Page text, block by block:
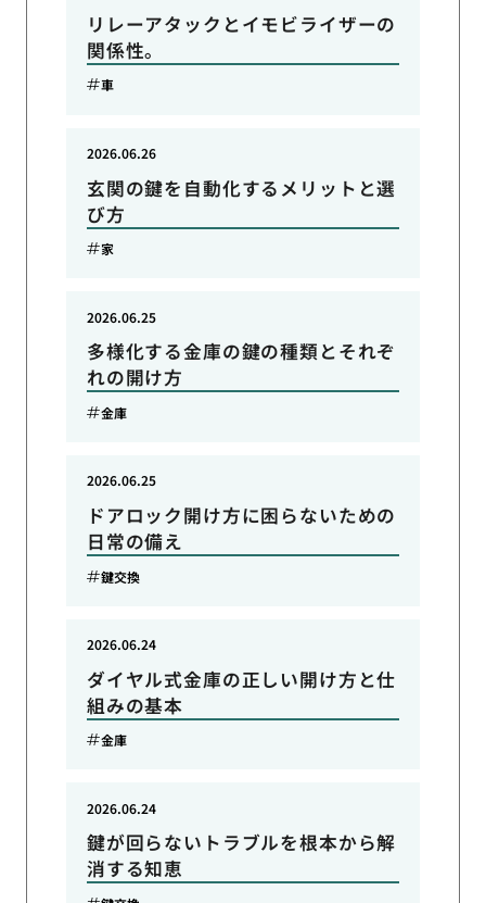
リレーアタックとイモビライザーの
関係性。
車
玄関の鍵を自動化するメリットと選
び方
2026.06.26
家
多様化する金庫の鍵の種類とそれぞ
れの開け方
2026.06.25
金庫
ドアロック開け方に困らないための
日常の備え
2026.06.25
鍵交換
ダイヤル式金庫の正しい開け方と仕
組みの基本
2026.06.24
金庫
鍵が回らないトラブルを根本から解
消する知恵
2026.06.24